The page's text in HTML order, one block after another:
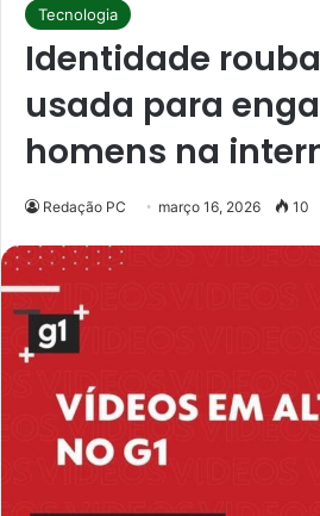
Tecnologia
Identidade
usada para
homens na
Redação PC março 16, 2026 10